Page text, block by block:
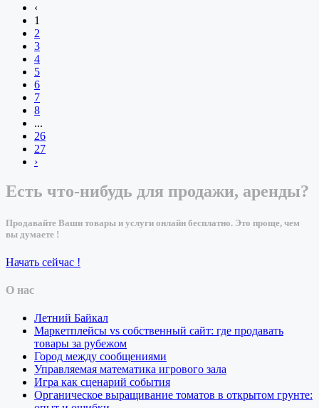
‹
1
2
3
4
5
6
7
8
...
26
27
›
Есть что-нибудь для продажи, аренды?
Продавайте Ваши товары и услуги онлайн бесплатно. Это проще, чем
вы думаете !
Начать сейчас !
О нас
Летний Байкал
Маркетплейсы vs собственный сайт: где продавать
товары за рубежом
Город между сообщениями
Управляемая математика игрового зала
Игра как сценарий события
Органическое выращивание томатов в открытом грунте: